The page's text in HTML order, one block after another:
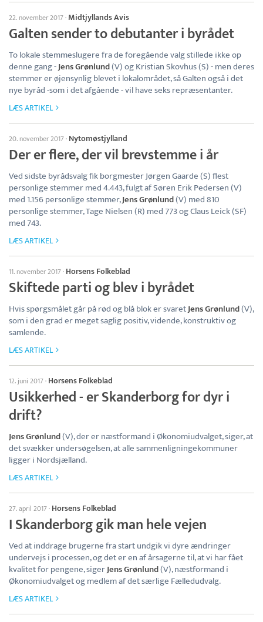
22. november 2017· Midtjyllands Avis
Galten sender to debutanter i byrådet
To lokale stemmeslugere fra de foregående valg stillede ikke op
denne gang -Jens Grønlund(V) og Kristian Skovhus (S) - men deres
stemmer er øjensynlig blevet i lokalområdet, så Galten også i det
nye byråd -som i det afgående - vil have seks repræsentanter.
LÆS ARTIKEL
20. november 2017· Nytomøstjylland
Der er flere, der vil brevstemme i år
Ved sidste byrådsvalg fik borgmester Jørgen Gaarde (S) flest
personlige stemmer med 4.443, fulgt af Søren Erik Pedersen (V)
med 1.156 personlige stemmer,Jens Grønlund(V) med 810
personlige stemmer, Tage Nielsen (R) med 773 og Claus Leick (SF)
med 743.
LÆS ARTIKEL
11. november 2017· Horsens Folkeblad
Skiftede parti og blev i byrådet
Hvis spørgsmålet går på rød og blå blok er svaretJens Grønlund(V),
som i den grad er meget saglig positiv, vidende, konstruktiv og
samlende.
LÆS ARTIKEL
12. juni 2017· Horsens Folkeblad
Usikkerhed - er Skanderborg for dyr i
drift?
Jens Grønlund(V), der er næstformand i Økonomiudvalget, siger, at
det svækker undersøgelsen, at alle sammenligningekommuner
ligger i Nordsjælland.
LÆS ARTIKEL
27. april 2017· Horsens Folkeblad
I Skanderborg gik man hele vejen
Ved at inddrage brugerne fra start undgik vi dyre ændringer
undervejs i processen, og det er en af årsagerne til, at vi har fået
kvalitet for pengene, sigerJens Grønlund(V), næstformand i
Økonomiudvalget og medlem af det særlige Fælledudvalg.
LÆS ARTIKEL